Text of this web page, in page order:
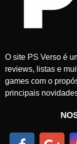
O site PS Verso é
reviews, listas e
games com o
principais